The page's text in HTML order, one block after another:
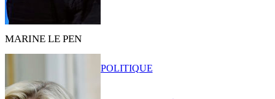
MARINE LE PEN
POLITIQUE